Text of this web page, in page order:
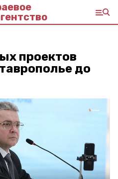
проектов
до